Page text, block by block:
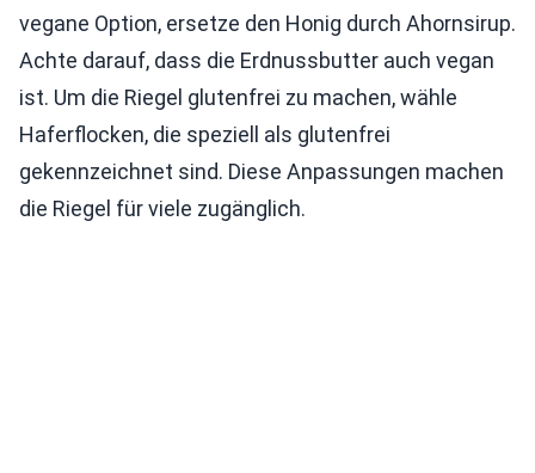
vegane Option, ersetze den Honig durch Ahornsirup.
Achte darauf, dass die Erdnussbutter auch vegan
ist. Um die Riegel glutenfrei zu machen, wähle
Haferflocken, die speziell als glutenfrei
gekennzeichnet sind. Diese Anpassungen machen
die Riegel für viele zugänglich.